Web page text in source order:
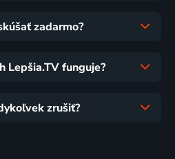
zadarmo?
Lepšia.TV funguje?
zrušiť?